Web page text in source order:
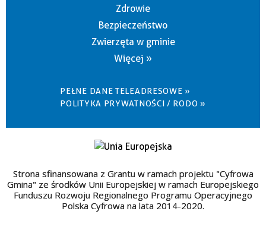
Zdrowie
Bezpieczeństwo
Zwierzęta w gminie
Więcej »
PEŁNE DANE TELEADRESOWE »
POLITYKA PRYWATNOŚCI / RODO »
Strona sfinansowana z Grantu w ramach projektu "Cyfrowa
Gmina" ze środków Unii Europejskiej w ramach Europejskiego
Funduszu Rozwoju Regionalnego Programu Operacyjnego
Polska Cyfrowa na lata 2014-2020.